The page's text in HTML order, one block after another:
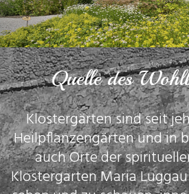
Quelle des
Klostergärten sind seit
Heilpflanzengärten und in
auch Orte der
Klostergarten Maria